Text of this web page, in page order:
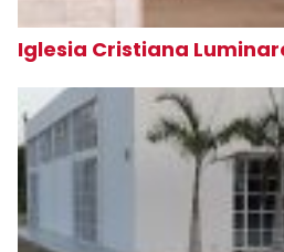
Iglesia Cristiana